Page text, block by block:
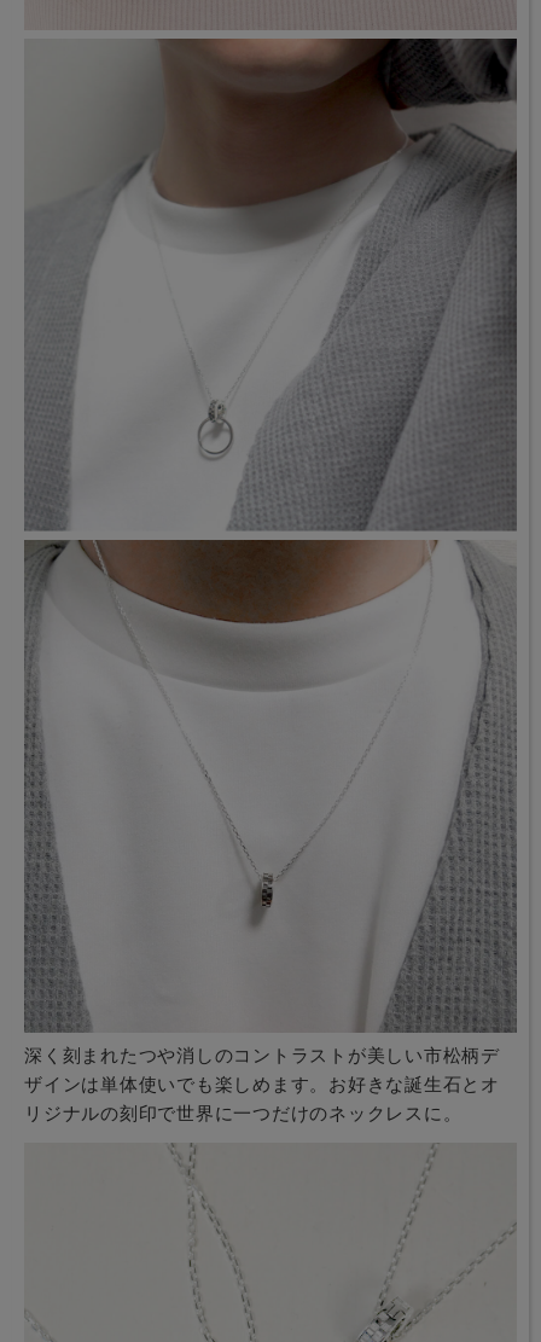
深く刻まれたつや消しのコントラストが美しい市松柄デ
ザインは単体使いでも楽しめます。お好きな誕生石とオ
リジナルの刻印で世界に一つだけのネックレスに。